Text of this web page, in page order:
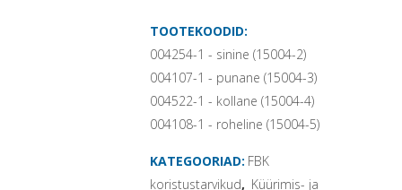
TOOTEKOODID:
004254-1 - sinine (15004-2)
004107-1 - punane (15004-3)
004522-1 - kollane (15004-4)
004108-1 - roheline (15004-5)
KATEGOORIAD: FBK
koristustarvikud, Küürimis- ja